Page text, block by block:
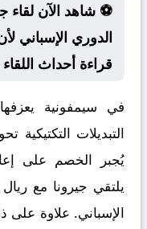
⚽ شاهد الآن لقاء
الدوري الإسباني
قراءة أحداث
في سيمفونية
التبديلات التكتيكية
يُجبر الخصم على
يلتقي جيرونا مع
الإسباني. علاوة على